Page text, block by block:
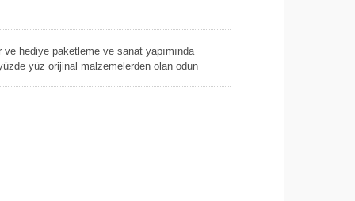
hediye paketleme ve sanat yapımında
yüz orijinal malzemelerden olan odun